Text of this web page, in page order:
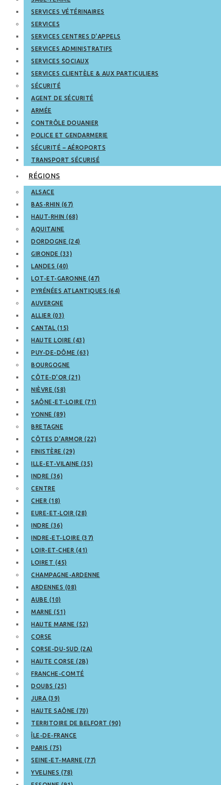
SERVICES VÉTÉRINAIRES
SERVICES
SERVICES CENTRES D’APPELS
SERVICES ADMINISTRATIFS
SERVICES SOCIAUX
SERVICES CLIENTÈLE & AUX PARTICULIERS
SÉCURITÉ
AGENT DE SÉCURITÉ
ARMÉE
CONTRÔLE DOUANIER
POLICE ET GENDARMERIE
SÉCURITÉ – AÉROPORTS
TRANSPORT SÉCURISÉ
RÉGIONS
ALSACE
BAS-RHIN (67)
HAUT-RHIN (68)
AQUITAINE
DORDOGNE (24)
GIRONDE (33)
LANDES (40)
LOT-ET-GARONNE (47)
PYRÉNÉES ATLANTIQUES (64)
AUVERGNE
ALLIER (03)
CANTAL (15)
HAUTE LOIRE (43)
PUY-DE-DÔME (63)
BOURGOGNE
CÔTE-D’OR (21)
NIÈVRE (58)
SAÔNE-ET-LOIRE (71)
YONNE (89)
BRETAGNE
CÔTES D’ARMOR (22)
FINISTÈRE (29)
ILLE-ET-VILAINE (35)
INDRE (36)
CENTRE
CHER (18)
EURE-ET-LOIR (28)
INDRE (36)
INDRE-ET-LOIRE (37)
LOIR-ET-CHER (41)
LOIRET (45)
CHAMPAGNE-ARDENNE
ARDENNES (08)
AUBE (10)
MARNE (51)
HAUTE MARNE (52)
CORSE
CORSE-DU-SUD (2A)
HAUTE CORSE (2B)
FRANCHE-COMTÉ
DOUBS (25)
JURA (39)
HAUTE SAÔNE (70)
TERRITOIRE DE BELFORT (90)
ÎLE-DE-FRANCE
PARIS (75)
SEINE-ET-MARNE (77)
YVELINES (78)